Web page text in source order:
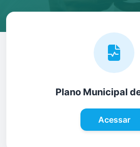
Plano Municipal
Acessar